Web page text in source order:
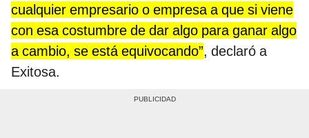
cualquier empresario o empresa a que si viene
con esa costumbre de dar algo para ganar algo
a cambio, se está equivocando”, declaró a
Exitosa.